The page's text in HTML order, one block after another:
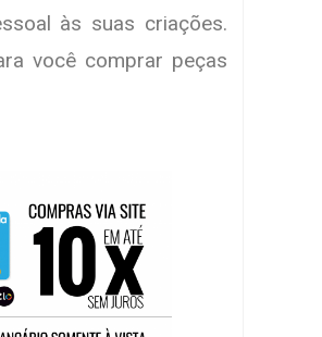
às suas criações.
você comprar peças